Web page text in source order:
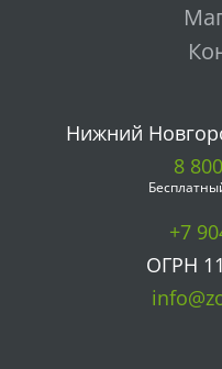
Нижний
8
+7
ОГРН